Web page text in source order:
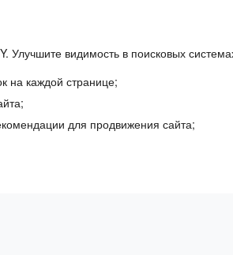
Улучшите видимость в поисковых
на каждой странице;
для продвижения сайта;